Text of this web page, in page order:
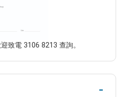
致電 3106 8213 查詢。